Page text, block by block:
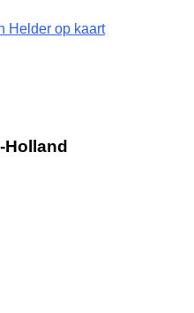
Helder op kaart
Holland